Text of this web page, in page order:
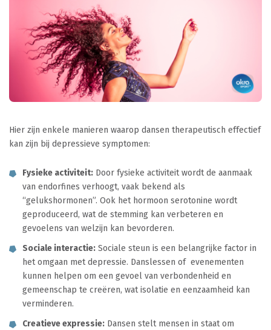
Hier zijn enkele manieren waarop dansen therapeutisch effectief
kan zijn bij depressieve symptomen:
Fysieke activiteit: Door fysieke activiteit wordt de aanmaak
van endorfines verhoogt, vaak bekend als
“gelukshormonen”. Ook het hormoon serotonine wordt
geproduceerd, wat de stemming kan verbeteren en
gevoelens van welzijn kan bevorderen.
Sociale interactie: Sociale steun is een belangrijke factor in
het omgaan met depressie. Danslessen of evenementen
kunnen helpen om een gevoel van verbondenheid en
gemeenschap te creëren, wat isolatie en eenzaamheid kan
verminderen.
Creatieve expressie: Dansen stelt mensen in staat om